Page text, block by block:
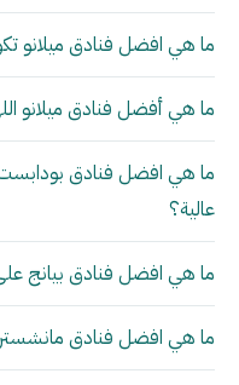
ما هي افضل فنادق ميلانو
ما هي أفضل فنادق ميلانو
ما هي افضل فنادق
عالية؟
ما هي افضل فنادق بيانج
ما هي افضل فنادق